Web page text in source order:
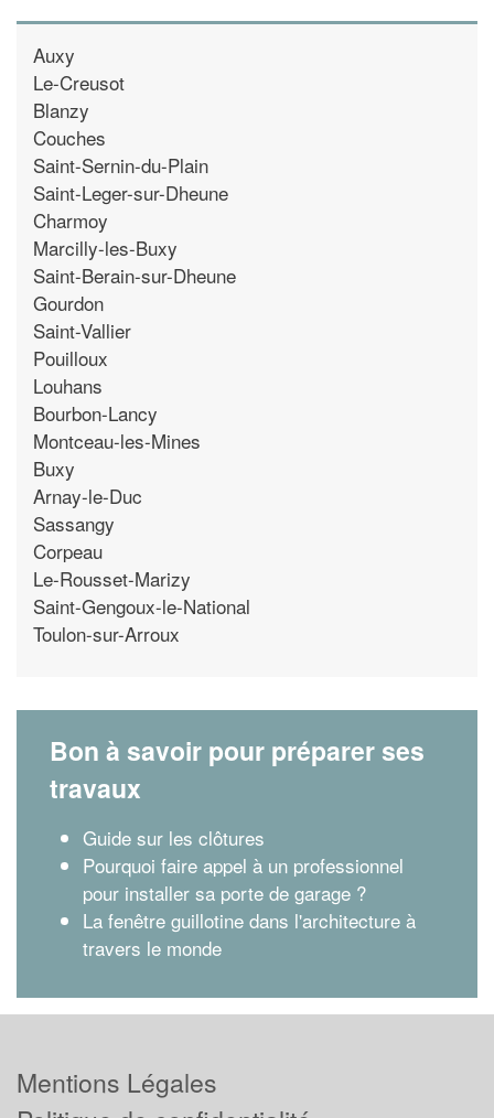
Auxy
Le-Creusot
Blanzy
Couches
Saint-Sernin-du-Plain
Saint-Leger-sur-Dheune
Charmoy
Marcilly-les-Buxy
Saint-Berain-sur-Dheune
Gourdon
Saint-Vallier
Pouilloux
Louhans
Bourbon-Lancy
Montceau-les-Mines
Buxy
Arnay-le-Duc
Sassangy
Corpeau
Le-Rousset-Marizy
Saint-Gengoux-le-National
Toulon-sur-Arroux
Bon à savoir pour préparer ses
travaux
Guide sur les clôtures
Pourquoi faire appel à un professionnel
pour installer sa porte de garage ?
La fenêtre guillotine dans l'architecture à
travers le monde
Mentions Légales